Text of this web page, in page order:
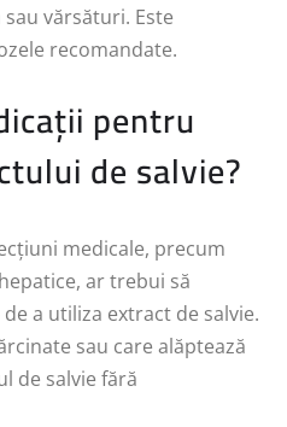
vărsături. Este
recomandate.
pentru
de salvie?
medicale, precum
ar trebui să
a utiliza extract de salvie.
sau care alăptează
de salvie fără